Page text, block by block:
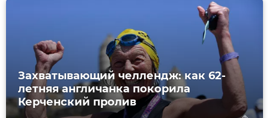
Захватывающий челлендж: как 62-
летняя англичанка покорила
Керченский пролив